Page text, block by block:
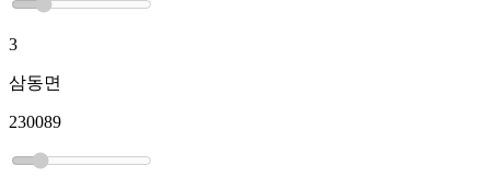
3
삼동면
230089